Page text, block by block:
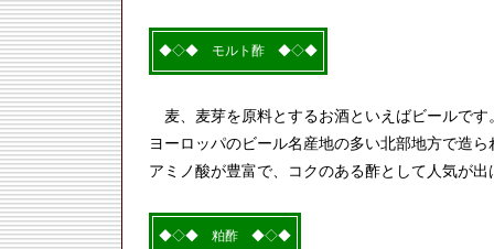
◆◇◆ モルト酢 ◆◇◆
麦、麦芽を原料とするお酒といえばビールです
ヨーロッパのビール名産地の多い北部地方で造
アミノ酸が豊富で、コクのある酢として人気が
◆◇◆ 粕酢 ◆◇◆